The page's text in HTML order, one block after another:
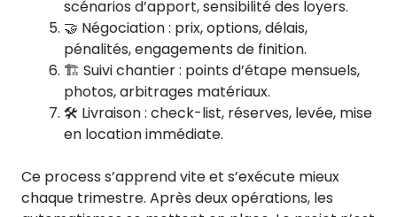
scénarios d’apport, sensibilité des loyers.
🤝 Négociation : prix, options, délais,
pénalités, engagements de finition.
🏗️ Suivi chantier : points d’étape mensuels,
photos, arbitrages matériaux.
🛠️ Livraison : check-list, réserves, levée, mise
en location immédiate.
Ce process s’apprend vite et s’exécute mieux
chaque trimestre. Après deux opérations, les